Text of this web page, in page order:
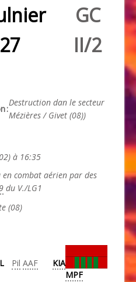
GC
II/2
:
Destruction dan le secteur
Mézières / Givet (08))
à 16:35
en combat aérien par des
du V./LG1
(08)
Pil AAF
KIA
MPF